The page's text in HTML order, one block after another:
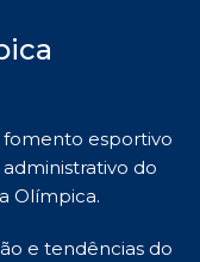
fomento esportivo
do
Olímpica.
e tendências do